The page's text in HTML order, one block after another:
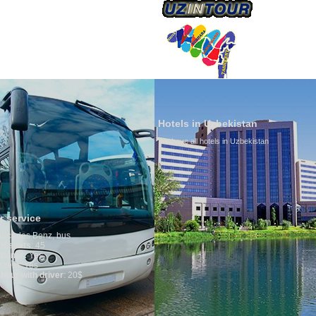
Hotels in Uzbekistan
We have all hotels in Uzbekistan
Culture of
By nature
is why
any influence
general, the
growth is very
marriages is
percentage of
in the world.
family is